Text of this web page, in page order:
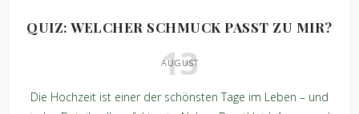
QUIZ: WELCHER SCHMUCK PASST ZU MIR?
13
AUGUST
Die Hochzeit ist einer der schönsten Tage im Leben – und